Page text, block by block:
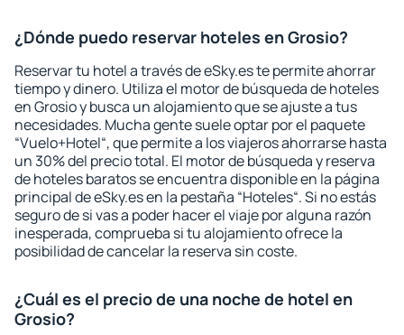
¿Dónde puedo reservar hoteles en Grosio?
Reservar tu hotel a través de eSky.es te permite ahorrar
tiempo y dinero. Utiliza el motor de búsqueda de hoteles
en Grosio y busca un alojamiento que se ajuste a tus
necesidades. Mucha gente suele optar por el paquete
“Vuelo+Hotel“, que permite a los viajeros ahorrarse hasta
un 30% del precio total. El motor de búsqueda y reserva
de hoteles baratos se encuentra disponible en la página
principal de eSky.es en la pestaña “Hoteles“. Si no estás
seguro de si vas a poder hacer el viaje por alguna razón
inesperada, comprueba si tu alojamiento ofrece la
posibilidad de cancelar la reserva sin coste.
¿Cuál es el precio de una noche de hotel en
Grosio?